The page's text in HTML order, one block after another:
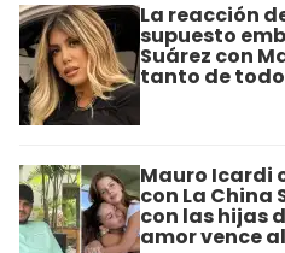
La reacción
supuesto
Suárez con
tanto de
Mauro Icardi
con La China
con las hijas
amor vence